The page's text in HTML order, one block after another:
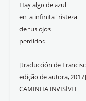
Hay algo de azul
en la infinita tristeza
de tus ojos
perdidos.
[traducción de
edição de autora, 2017]
CAMINHA INVISÍVEL